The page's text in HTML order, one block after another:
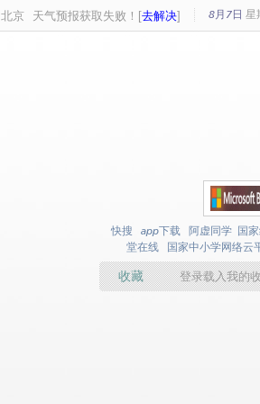
北京 天气预报获取失败！[去解决] 8月7日 星
快搜 app下载 阿虚同学 国
堂在线
国家中小学网络云
收藏 登录载入我的